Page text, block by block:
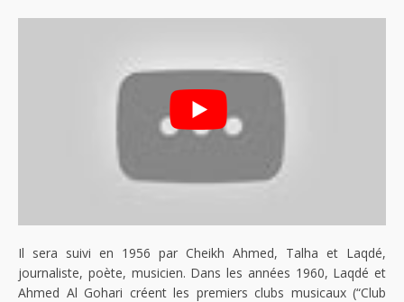
Il sera suivi en 1956 par Cheikh Ahmed, Talha et Laqdé,
journaliste, poète, musicien. Dans les années 1960, Laqdé et
Ahmed Al Gohari créent les premiers clubs musicaux (“Club